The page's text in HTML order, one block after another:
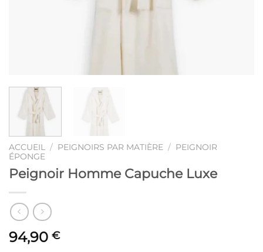
ACCUEIL / PEIGNOIRS PAR MATIÈRE / PEIGNOIR
ÉPONGE
Peignoir Homme Capuche Luxe
94,90 €